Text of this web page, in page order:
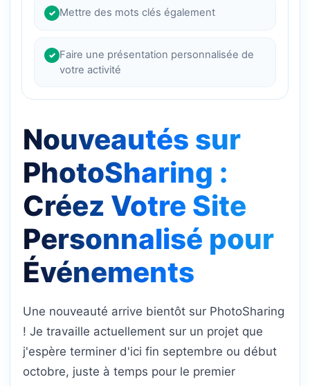
✓ Mettre des mots clés également
✓ Faire une présentation personnalisée de
votre activité
Nouveautés sur
PhotoSharing :
Créez Votre Site
Personnalisé pour
Événements
Une nouveauté arrive bientôt sur PhotoSharing
! Je travaille actuellement sur un projet que
j'espère terminer d'ici fin septembre ou début
octobre, juste à temps pour le premier